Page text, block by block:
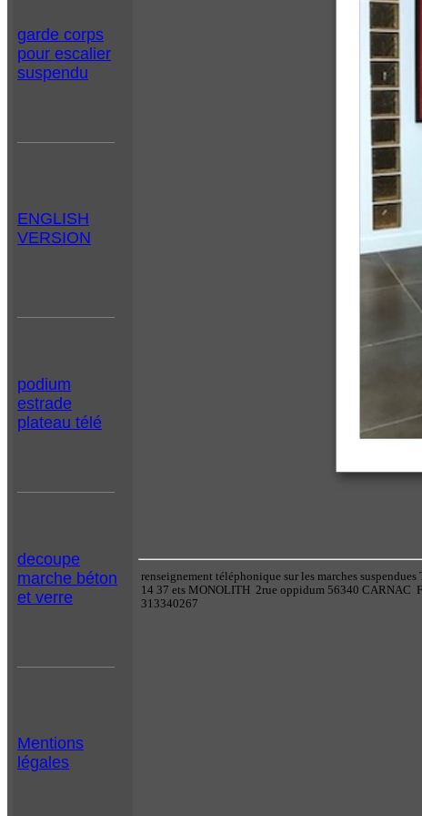
garde corps
pour escalier
suspendu
ENGLISH
VERSION
podium
estrade
plateau télé
decoupe
marche béton
et verre
Mentions
légales
renseignement téléphonique sur les marches
14 37 ets MONOLITH 2rue oppidum 56340 CARNAC
313340267